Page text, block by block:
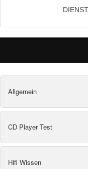
Allgemein
CD Player Test
Hifi Wissen